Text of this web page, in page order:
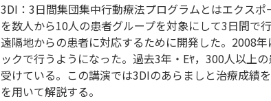
3DI：3日間集団集中行動療法プログラムとはエクスポ
を数人から10人の患者グループを対象にして3日間で
遠隔地からの患者に対応するために開発した。2008
ックで行うようになった。過去3年・Eﾔ，300人以上
受けている。この講演では3DIのあらましと治療成績
を用いて解説する。